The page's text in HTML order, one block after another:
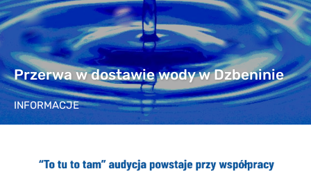
Przerwa w dostawie wody w Dzbeninie
INFORMACJE